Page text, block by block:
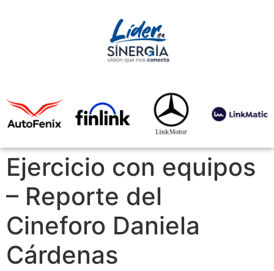
Ejercicio con equipos
– Reporte del
Cineforo Daniela
Cárdenas